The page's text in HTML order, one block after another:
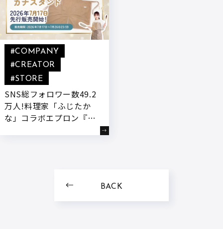
SNS総フォロワー数49.2
万人!料理家「ふじたか
な」コラボエプロン『カ
#COMPANY
#CREATOR
#STORE
BACK